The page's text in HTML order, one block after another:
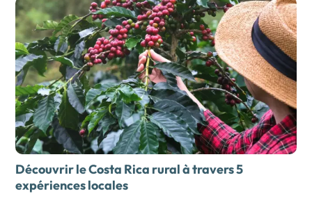
Découvrir le Costa Rica rural à travers 5
expériences locales